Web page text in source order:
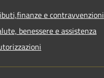
e contravvenzioni
benessere e assistenza